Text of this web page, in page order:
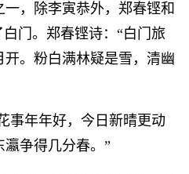
，除李寅恭外，郑春铿和
门。郑春铿诗：“白门旅
。粉白满林疑是雪，清幽
事年年好，今日新晴更动
争得几分春。”